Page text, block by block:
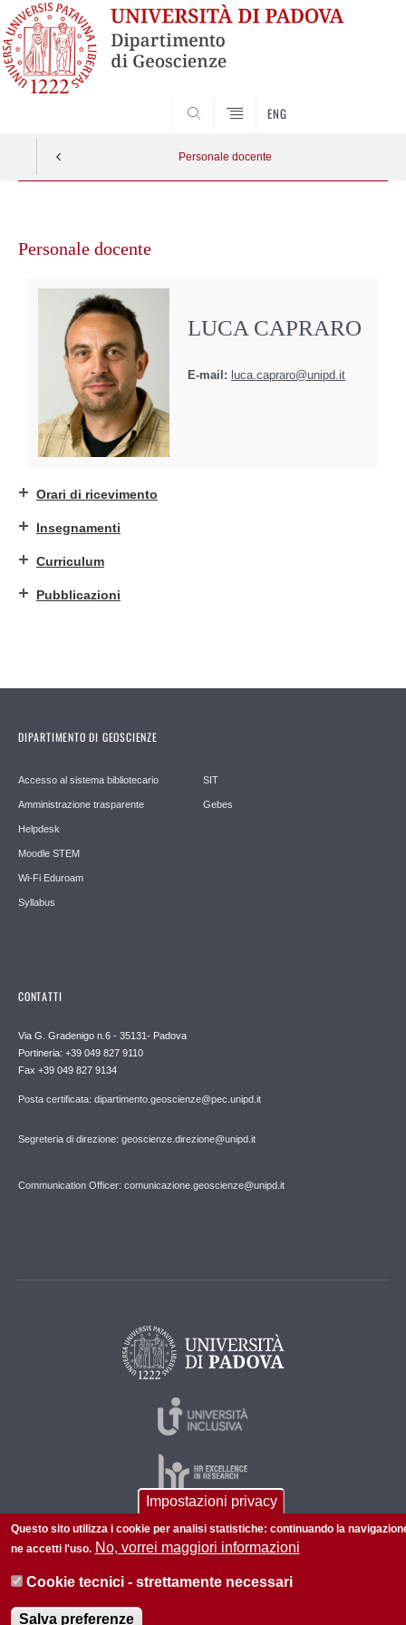
ENG
Personale docente
contenuto
Personale docente
LUCA CAPRARO
E-mail: luca.capraro@unipd.it
Orari di ricevimento
Insegnamenti
Curriculum
Pubblicazioni
DIPARTIMENTO DI GEOSCIENZE
Accesso al sistema bibliotecario
Amministrazione trasparente
Helpdesk
Moodle STEM
Wi-Fi Eduroam
Syllabus
SIT
Gebes
CONTATTI
Via G. Gradenigo n.6 - 35131- Padova
Portineria: +39 049 827 9110
Fax +39 049 827 9134
Posta certificata: dipartimento.geoscienze@pec.unipd.it
Segreteria di direzione: geoscienze.direzione@unipd.it
Communication Officer: comunicazione.geoscienze@unipd.it
© 2026 Università di Padova - Tutti i diritti riservati
P.I. 00742430283 C.F. 80006480281
Informazioni su questo sito
Impostazioni privacy
Questo sito utilizza i cookie per analisi statistiche: continuando la
ne accetti l'uso. No, vorrei maggiori informazioni
Cookie tecnici - strettamente necessari
Salva preferenze